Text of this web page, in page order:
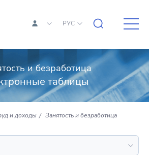
РУС
и безработица
таблицы
и доходы Занятость и безработица